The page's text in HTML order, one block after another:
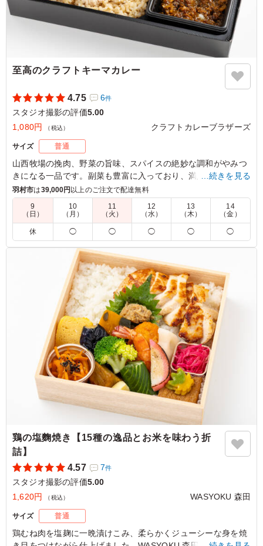
至高のクラフトキーマカレー
4.75 6件
スタジオ撮影の評価5.00
1,080円
（税込） クラフトカレーブラザーズ
サイズ 普通
山西牧場の挽肉、野菜の旨味、スパイスの絶妙な調和がやみつ
きになる一品です。副菜も豊富に入っており、満足感が高いな
がらもさらっとお召し上がりいただける、クラフトカレーブラ
ザーズでも人気の商品です。
※ご飯の種類を下記プルダウンよりお選びください。
※おしぼりが必要な場合は連絡事項にご記入ください。
野菜と挽肉のいわゆる定番のキーマカレーでした。 クラ
フトカレーなだけあって、スパイスが効いていてさっぱり
美味しくいただけました。 全体的に高タンパクな内容
で、ヘルシーな印象を受けました。
ご利用シーン：ロケ・撮影›スタジオ撮影
東京都渋谷区笹塚2026/06/24
…続きを見る
羽村市は39,000円以上のご注文で配達無料
9
（日）
10
（月）
11
（火）
12
（水）
13
（木）
14
（金）
休 ◯ ◯ ◯ ◯ ◯
鶏の塩麴焼き【15種の逸品とお米を味わう折
詰】
4.57
7件
スタジオ撮影の評価5.00
1,620円
（税込） WASYOKU 森田
サイズ 普通
鶏むね肉を塩麹に一晩漬けこみ、柔らかくジューシーな身を焼